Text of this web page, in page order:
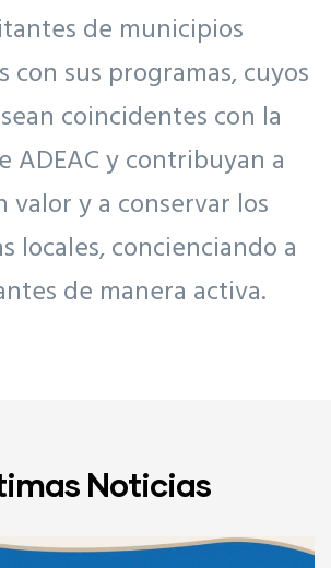
de municipios
con sus programas, cuyos
coincidentes con la
ADEAC y contribuyan a
valor y a conservar los
locales, concienciando a
de manera activa.
Noticias